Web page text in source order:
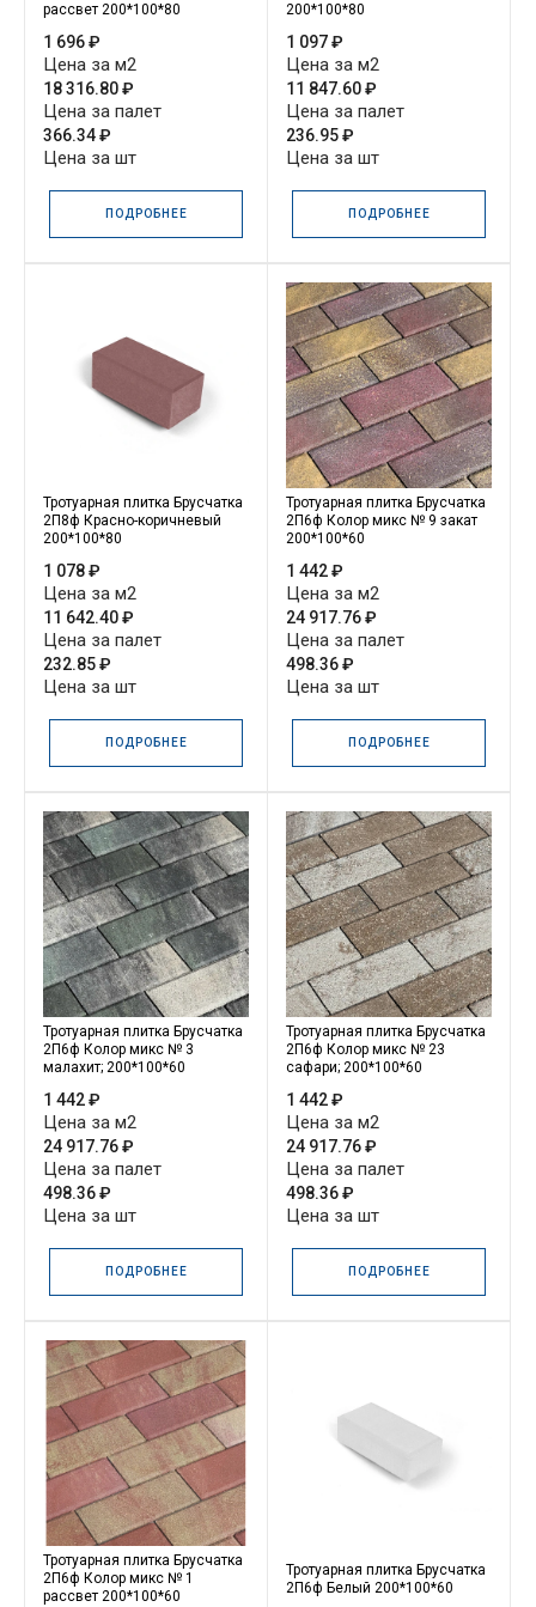
рассвет 200*100*80
1 696 ₽
Цена за м2
18 316.80 ₽
Цена за палет
366.34 ₽
Цена за шт
ПОДРОБНЕЕ
200*100*80
1 097 ₽
Цена за м2
11 847.60 ₽
Цена за палет
236.95 ₽
Цена за шт
ПОДРОБНЕЕ
Тротуарная плитка Брусчатка
2П8ф Красно-коричневый
200*100*80
1 078 ₽
Цена за м2
11 642.40 ₽
Цена за палет
232.85 ₽
Цена за шт
ПОДРОБНЕЕ
Тротуарная плитка Брусчатка
2П6ф Колор микс № 9 закат
200*100*60
1 442 ₽
Цена за м2
24 917.76 ₽
Цена за палет
498.36 ₽
Цена за шт
ПОДРОБНЕЕ
Тротуарная плитка Брусчатка
2П6ф Колор микс № 3
малахит; 200*100*60
1 442 ₽
Цена за м2
24 917.76 ₽
Цена за палет
498.36 ₽
Цена за шт
ПОДРОБНЕЕ
Тротуарная плитка Брусчатка
2П6ф Колор микс № 23
сафари; 200*100*60
1 442 ₽
Цена за м2
24 917.76 ₽
Цена за палет
498.36 ₽
Цена за шт
ПОДРОБНЕЕ
Тротуарная плитка Брусчатка
2П6ф Колор микс № 1
рассвет 200*100*60
Тротуарная плитка Брусчатка
2П6ф Белый 200*100*60